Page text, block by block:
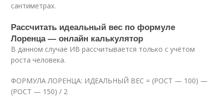
сантиметрах.
Рассчитать идеальный вес по формуле
Лоренца — онлайн калькулятор
В данном случае ИВ рассчитывается только с учётом
роста человека.
ФОРМУЛА ЛОРЕНЦА: ИДЕАЛЬНЫЙ ВЕС = (РОСТ — 100) —
(РОСТ — 150) / 2